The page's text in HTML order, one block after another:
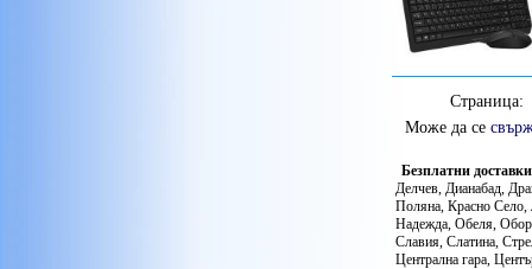
Страница:
Може да се
Безплатни доставки
Делчев, Дианабад,
Поляна, Красно Село,
Надежда, Обеля,
Славия, Слатина,
Централна гара,